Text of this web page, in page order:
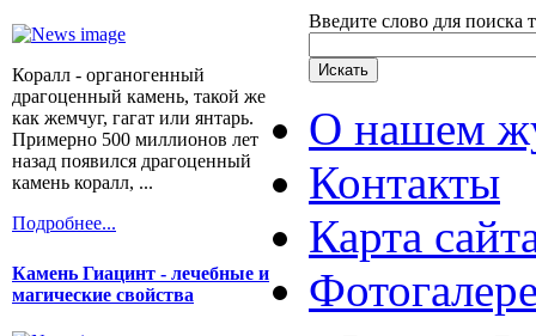
Коралл - органогенный
драгоценный камень, такой же
как жемчуг, гагат или янтарь.
Примерно 500 миллионов лет
назад появился драгоценный
камень коралл, ...
Подробнее...
Камень Гиацинт - лечебные и
магические свойства
Введите слово для поиска
О нашем
Контакты
Карта